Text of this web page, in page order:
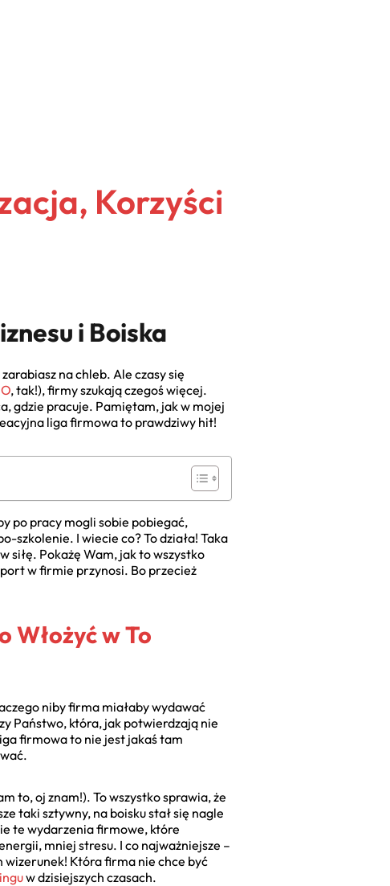
Korzyści
i Boiska
na chleb. Ale czasy się
, tak!), firmy szukają czegoś więcej.
gdzie pracuje. Pamiętam, jak w mojej
liga firmowa to prawdziwy hit!
po pracy mogli sobie pobiegać,
szkolenie. I wiecie co? To działa! Taka
siłę. Pokażę Wam, jak to wszystko
w firmie przynosi. Bo przecież
Włożyć w To
niby firma miałaby wydawać
Państwo, która, jak potwierdzają nie
firmowa to nie jest jakaś tam
to, oj znam!). To wszystko sprawia, że
taki sztywny, na boisku stał się nagle
te wydarzenia firmowe, które
mniej stresu. I co najważniejsze –
wizerunek! Która firma nie chce być
w dzisiejszych czasach.